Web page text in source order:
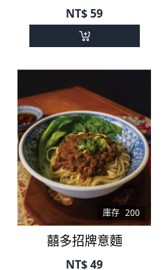
NT$59
庫存 200
囍多招牌意麵
NT$49